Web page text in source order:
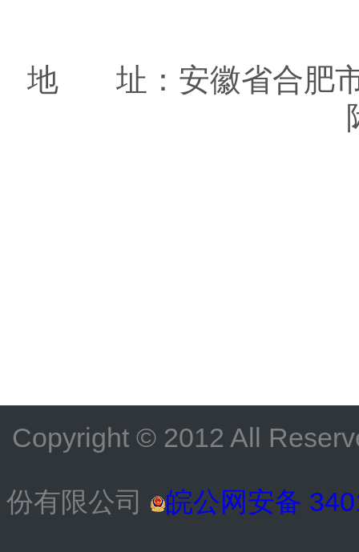
地 址：安徽省合肥市
Copyright © 2012 All
份有限公司 皖公网安备